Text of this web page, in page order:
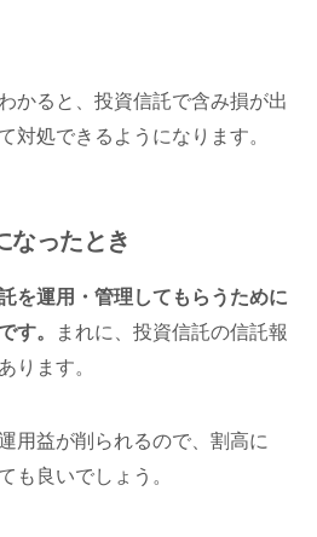
かると、投資信託で含み損が出
対処できるようになります。
なったとき
を運用・管理してもらうために
す。
まれに、投資信託の信託報
ります。
用益が削られるので、割高に
も良いでしょう。